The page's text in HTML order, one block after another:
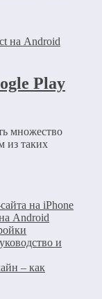
Play
множество
из таких
на iPhone
Android
и
– как